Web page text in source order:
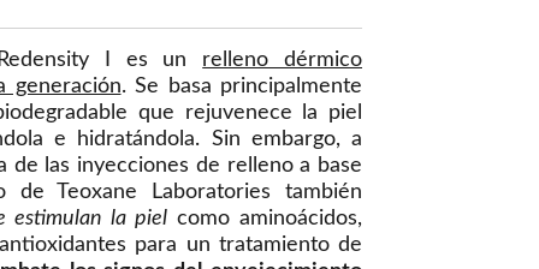
I es un relleno dérmico
generación. Se basa principalmente
que rejuvenece la piel
e hidratándola. Sin embargo, a
de las inyecciones de relleno a base
Teoxane Laboratories también
estimulan la piel como aminoácidos,
para un tratamiento de